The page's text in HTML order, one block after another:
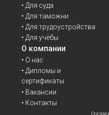
• Для суда
• Для таможни
• Для трудоустройства
• Для учёбы
О компании
• О нас
• Дипломы и
сертификаты
• Вакансии
• Контакты